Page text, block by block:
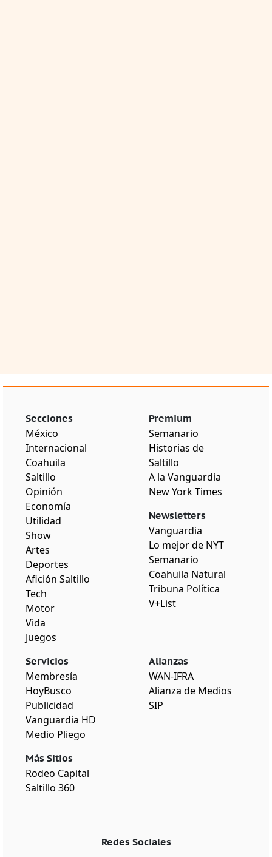
Secciones
México
Internacional
Coahuila
Saltillo
Opinión
Economía
Utilidad
Show
Artes
Deportes
Afición Saltillo
Tech
Motor
Vida
Juegos
Premium
Semanario
Historias de
Saltillo
A la Vanguardia
New York Times
Newsletters
Vanguardia
Lo mejor de NYT
Semanario
Coahuila Natural
Tribuna Política
V+List
Servicios
Membresía
HoyBusco
Publicidad
Vanguardia HD
Medio Pliego
Más Sitios
Rodeo Capital
Saltillo 360
Alianzas
WAN-IFRA
Alianza de Medios
SIP
Redes Sociales